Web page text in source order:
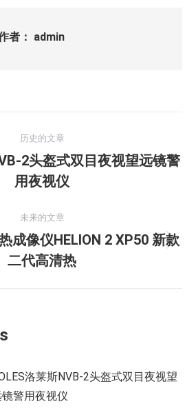
者： admin
历史的文章
历
史
章：
2头盔式双目夜视望远镜警
用夜视仪
未来的文章
未
来
成像仪HELION 2 XP50 新款
二代高清热
洛莱斯NVB-2头盔式双目夜视望
警用夜视仪